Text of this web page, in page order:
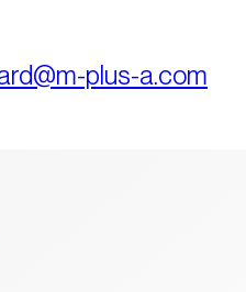
plus-a.com